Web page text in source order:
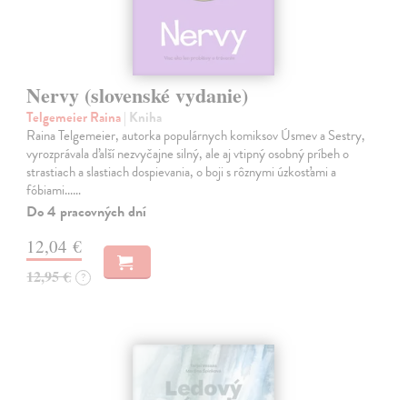
Nervy (slovenské vydanie)
Telgemeier Raina| Kniha
Raina Telgemeier, autorka populárnych komiksov Úsmev a Sestry,
vyrozprávala ďalší nezvyčajne silný, ale aj vtipný osobný príbeh o
strastiach a slastiach dospievania, o boji s rôznymi úzkosťami a
fóbiami...…
Do 4 pracovných dní
12,04 €
12,95 € ?